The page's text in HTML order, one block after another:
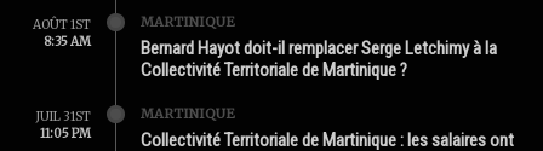
AOÛT 1ST
8:35 AM
MARTINIQUE
Bernard Hayot doit-il remplacer Serge Letchimy à la
Collectivité Territoriale de Martinique ?
JUIL 31ST
11:05 PM
MARTINIQUE
Collectivité Territoriale de Martinique : les salaires ont